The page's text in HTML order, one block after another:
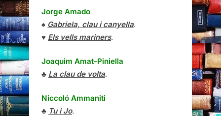
Jorge Amado
♠ Gabriela, clau i canyella.
♥ Els vells mariners.
Joaquim Amat-Piniella
♣ La clau de volta.
Niccoló Ammaniti
♣ Tu i Jo.